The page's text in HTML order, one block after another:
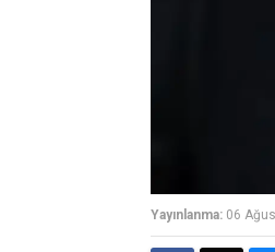
Yayınlanma: 06